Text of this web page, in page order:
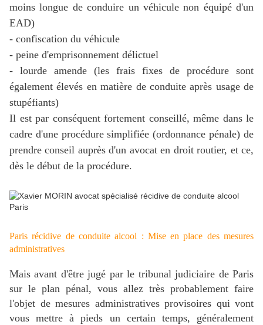
moins longue de conduire un véhicule non équipé d'un
EAD)
- confiscation du véhicule
- peine d'emprisonnement délictuel
- lourde amende (les frais fixes de procédure sont
également élevés en matière de conduite après usage de
stupéfiants)
Il est par conséquent fortement conseillé, même dans le
cadre d'une procédure simplifiée (ordonnance pénale) de
prendre conseil auprès d'un avocat en droit routier, et ce,
dès le début de la procédure.
Paris récidive de conduite alcool : Mise en place des mesures
administratives
Mais avant d'être jugé par le tribunal judiciaire de Paris
sur le plan pénal, vous allez très probablement faire
l'objet de mesures administratives provisoires qui vont
vous mettre à pieds un certain temps, généralement